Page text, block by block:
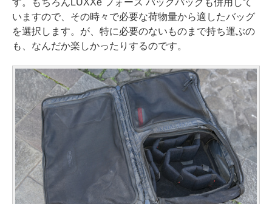
いますので、その時々で必要な荷物量から適したバッグ
を選択します。が、特に必要のないものまで持ち運ぶの
も、なんだか楽しかったりするのです。